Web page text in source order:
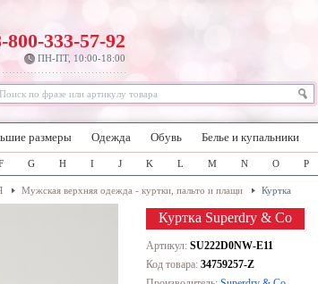
800-333-57-92
ПН-ПТ, 10:00-18:00
размеры Одежда Обувь Белье и купальники
G H I J K L M N O P
Мужская верхняя одежда - куртки, пальто и плащи Куртка
Куртка Superdry & Co
Артикул: SU222D0NW-E11
Код товара: 34759257-Z